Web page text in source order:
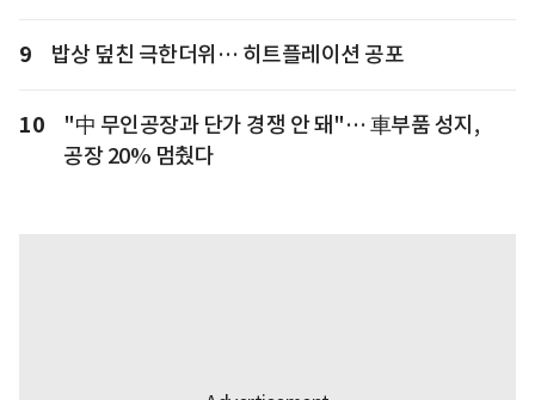
9 밥상 덮친 극한더위… 히트플레이션 공포
10
"中 무인공장과 단가 경쟁 안 돼"… 車부품 성지,
공장 20% 멈췄다